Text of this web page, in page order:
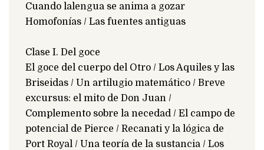
Cuando lalengua se anima a gozar
Homofonías / Las fuentes antiguas
Clase I. Del goce
El goce del cuerpo del Otro / Los Aquiles y las
Briseidas / Un artilugio matemático / Breve
excursus: el mito de Don Juan /
Complemento sobre la necedad / El campo de
potencial de Pierce / Recanati y la lógica de
Port Royal / Una teoría de la sustancia / Los